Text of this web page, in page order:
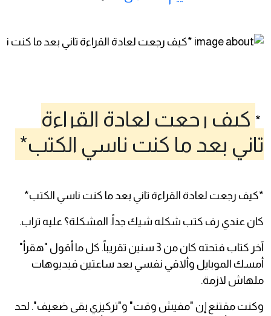
* كيف رجعت لعادة القراءة
تاني بعد ما كنت ناسي الكتب*
*كيف رجعت لعادة القراءة تاني بعد ما كنت ناسي الكتب*
كان عندي رف كتب شكله شيك جداً. المشكلة؟ عليه تراب.
آخر كتاب فتحته كان من 3 سنين تقريباً. كل ما أقول "هقرأ"
أمسك الموبايل وألاقي نفسي بعد ساعتين فيديوهات
ملهاش لازمة.
وكنت مقتنع إن "مفيش وقت" و"تركيزي بقى ضعيف". لحد